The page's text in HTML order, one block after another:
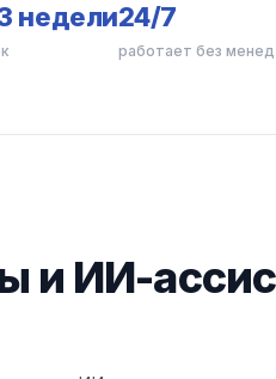
недели24/7
работает без
и ИИ-